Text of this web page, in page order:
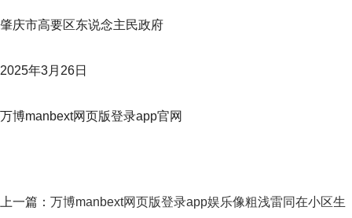
肇庆市高要区东说念主民政府
2025年3月26日
万博manbext网页版登录app官网
上一篇： 万博manbext网页版登录app娱乐像粗浅雷同在小区生